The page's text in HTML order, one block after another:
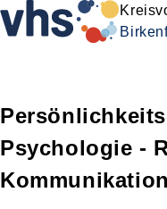
Psychologie -
Kommunikation